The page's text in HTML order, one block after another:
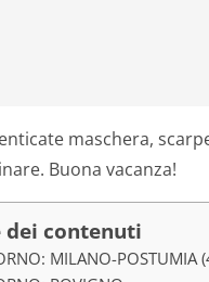
maschera,
Buona vacanza!
dei contenuti
MILANO-POSTUMIA